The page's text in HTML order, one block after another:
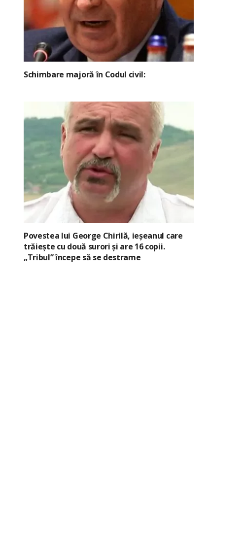
Schimbare majoră în Codul civil:
Povestea lui George Chirilă, ieșeanul care
trăiește cu două surori și are 16 copii.
„Tribul” începe să se destrame